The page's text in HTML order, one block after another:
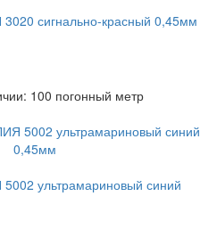
сигнально-красный 0,45мм
100 погонный метр
ультрамариновый синий